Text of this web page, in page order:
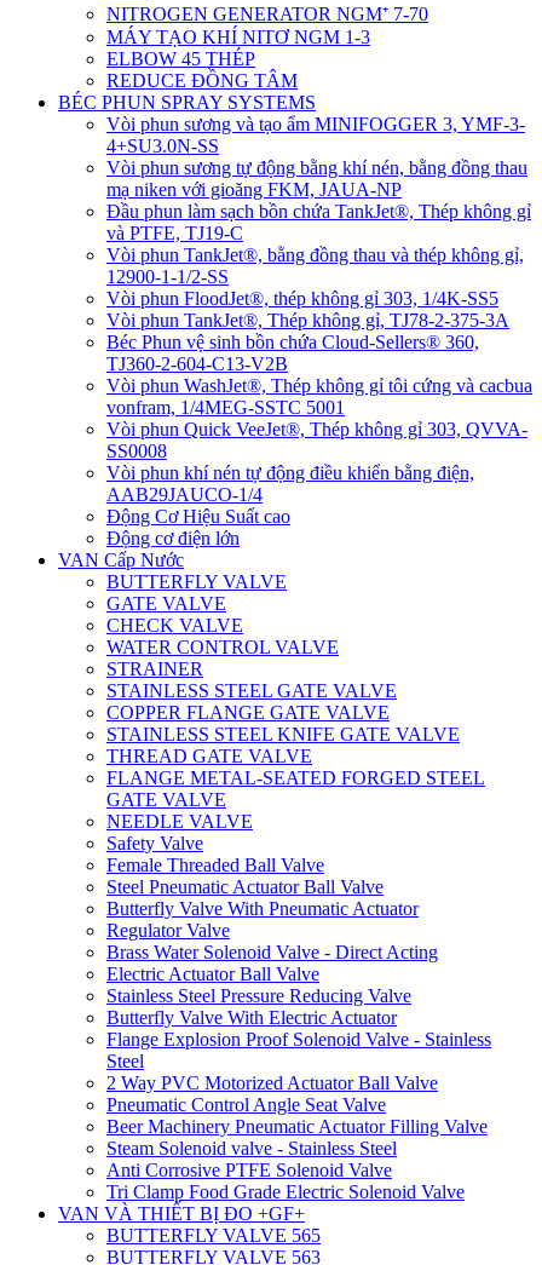
NITROGEN GENERATOR NGM⁺ 7-70
MÁY TẠO KHÍ NITƠ NGM 1-3
ELBOW 45 THÉP
REDUCE ĐỒNG TÂM
BÉC PHUN SPRAY SYSTEMS
Vòi phun sương và tạo ẩm MINIFOGGER 3, YMF-3-
4+SU3.0N-SS
Vòi phun sương tự động bằng khí nén, bằng đồng thau
mạ niken với gioăng FKM, JAUA-NP
Đầu phun làm sạch bồn chứa TankJet®, Thép không gỉ
và PTFE, TJ19-C
Vòi phun TankJet®, bằng đồng thau và thép không gỉ,
12900-1-1/2-SS
Vòi phun FloodJet®, thép không gỉ 303, 1/4K-SS5
Vòi phun TankJet®, Thép không gỉ, TJ78-2-375-3A
Béc Phun vệ sinh bồn chứa Cloud-Sellers® 360,
TJ360-2-604-C13-V2B
Vòi phun WashJet®, Thép không gỉ tôi cứng và cacbua
vonfram, 1/4MEG-SSTC 5001
Vòi phun Quick VeeJet®, Thép không gỉ 303, QVVA-
SS0008
Vòi phun khí nén tự động điều khiển bằng điện,
AAB29JAUCO-1/4
Động Cơ Hiệu Suất cao
Động cơ điện lớn
VAN Cấp Nước
BUTTERFLY VALVE
GATE VALVE
CHECK VALVE
WATER CONTROL VALVE
STRAINER
STAINLESS STEEL GATE VALVE
COPPER FLANGE GATE VALVE
STAINLESS STEEL KNIFE GATE VALVE
THREAD GATE VALVE
FLANGE METAL-SEATED FORGED STEEL
GATE VALVE
NEEDLE VALVE
Safety Valve
Female Threaded Ball Valve
Steel Pneumatic Actuator Ball Valve
Butterfly Valve With Pneumatic Actuator
Regulator Valve
Brass Water Solenoid Valve - Direct Acting
Electric Actuator Ball Valve
Stainless Steel Pressure Reducing Valve
Butterfly Valve With Electric Actuator
Flange Explosion Proof Solenoid Valve - Stainless
Steel
2 Way PVC Motorized Actuator Ball Valve
Pneumatic Control Angle Seat Valve
Beer Machinery Pneumatic Actuator Filling Valve
Steam Solenoid valve - Stainless Steel
Anti Corrosive PTFE Solenoid Valve
Tri Clamp Food Grade Electric Solenoid Valve
VAN VÀ THIẾT BỊ ĐO +GF+
BUTTERFLY VALVE 565
BUTTERFLY VALVE 563